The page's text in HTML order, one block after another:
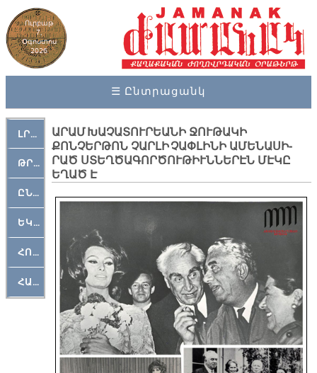
Ուրբաթ
7,
Օգոստոս
2026
☰ Ընտրացանկ
ԼՐԱՀՈՍ
ԹՐՔԱՀԱՅ ԿԵԱՆՔ
ԸՆԿԵՐԱՄՇԱԿՈՒԹԱՅԻՆ
ԵԿԵՂԵՑԱԿԱՆ
ՀՈԳԵՄՏԱՒՈՐ
ՀԱՐԹԱԿ
ԱՐԱՄ ԽԱ­ՉԱՏՈՒՐ­ԵԱ­ՆԻ ՋՈՒ­ԹԱ­ԿԻ
ՔՈՆՉԵՐԹՈՆ ՉԱՐԼԻ ՉԱՓԼԻ­ՆԻ Ա­ՄԵ­ՆԱ­ՍԻ­
ՐԱԾ ՍՏԵՂ­ԾԱ­ԳՈՐ­ԾՈՒ­ԹԻՒՆ­ՆԵ­ՐԷՆ ՄԷԿԸ
ԵՂԱԾ Է